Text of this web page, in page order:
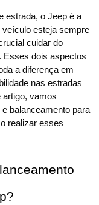
estrada, o Jeep é a
esteja sempre
cuidar do
Esses dois aspectos
a diferença em
nas estradas
artigo, vamos
balanceamento para
realizar esses